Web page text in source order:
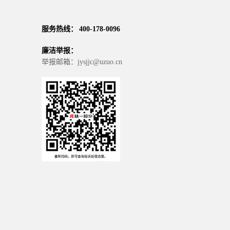
服务热线： 400-178-0096
廉洁举报：
举报邮箱：jysjjc@uzuo.cn